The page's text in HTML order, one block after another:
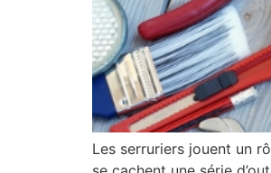
Les serruriers jouent un